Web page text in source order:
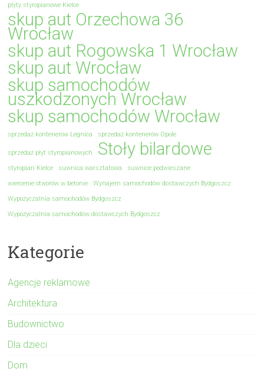
płyty styropianowe Kielce
skup aut Orzechowa 36
Wrocław
skup aut Rogowska 1 Wrocław
skup aut Wrocław
skup samochodów
uszkodzonych Wrocław
skup samochodów Wrocław
sprzedaż kontenerów Legnica sprzedaż kontenerów Opole
sprzedaż płyt styropianowych Stoły bilardowe
styropian Kielce suwnica warsztatowa
suwnice podwieszane
wiercenie otworów w betonie
Wynajem samochodów dostawczych Bydgoszcz
Wypożyczalnia samochodów Bydgoszcz
Wypożyczalnia samochodów dostawczych Bydgoszcz
Kategorie
Agencje reklamowe
Architektura
Budownictwo
Dla dzieci
Dom